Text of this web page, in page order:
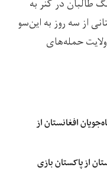
طالبان در کنر به
از سه روز به این‌سو
حمله‌های
افغانستان از
از پاکستان بازی